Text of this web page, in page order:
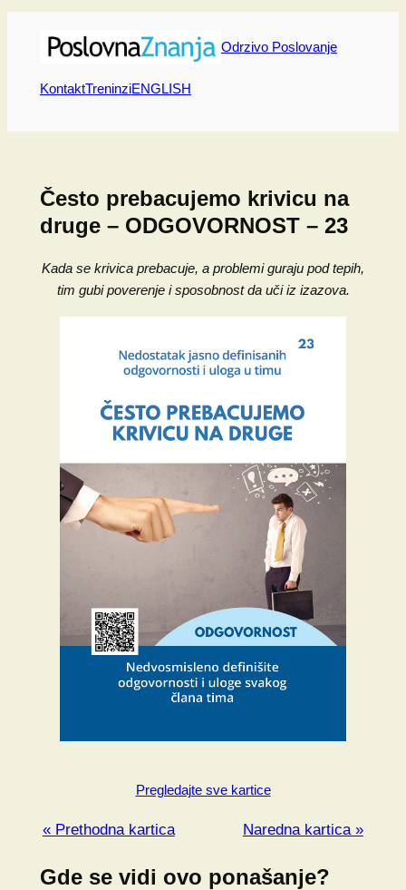
Skip
content
Odrzivo Poslovanje
KontaktTreninziENGLISH
Često prebacujemo krivicu na
druge – ODGOVORNOST – 23
Kada se krivica prebacuje, a problemi guraju pod tepih,
tim gubi poverenje i sposobnost da uči iz izazova.
Pregledajte sve kartice
« Prethodna kartica Naredna kartica »
Gde se vidi ovo ponašanje?